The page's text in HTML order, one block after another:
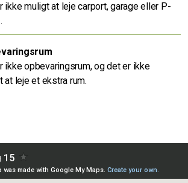
ikke muligt at leje carport, garage eller P-
ikke opbevaringsrum, og det er ikke
at leje et ekstra rum.